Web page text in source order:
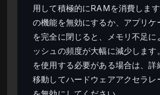
用して積極的にRAMを消費しま
の機能を無効にするか、アプリケ
を完全に閉じると、メモリ不足に
ッシュの頻度が大幅に減少しま
を使用する必要がある場合は、詳
移動してハードウェアアクセラレ